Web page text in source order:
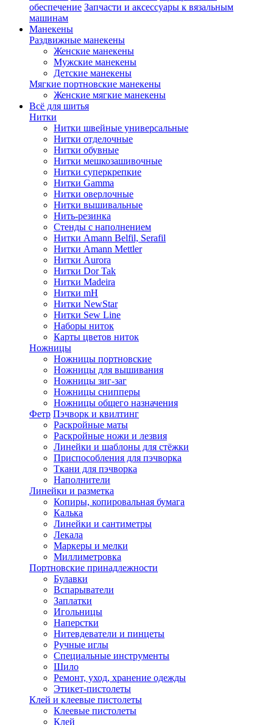
обеспечение Запчасти и аксессуары к вязальным
машинам
Манекены
Раздвижные манекены
Женские манекены
Мужские манекены
Детские манекены
Мягкие портновские манекены
Женские мягкие манекены
Всё для шитья
Нитки
Нитки швейные универсальные
Нитки отделочные
Нитки обувные
Нитки мешкозашивочные
Нитки суперкрепкие
Нитки Gamma
Нитки оверлочные
Нитки вышивальные
Нить-резинка
Стенды с наполнением
Нитки Amann Belfil, Serafil
Нитки Amann Mettler
Нитки Aurora
Нитки Dor Tak
Нитки Madeira
Нитки mH
Нитки NewStar
Нитки Sew Line
Наборы ниток
Карты цветов ниток
Ножницы
Ножницы портновские
Ножницы для вышивания
Ножницы зиг-заг
Ножницы снипперы
Ножницы общего назначения
Фетр Пэчворк и квилтинг
Раскройные маты
Раскройные ножи и лезвия
Линейки и шаблоны для стёжки
Приспособления для пэчворка
Ткани для пэчворка
Наполнители
Линейки и разметка
Копиры, копировальная бумага
Калька
Линейки и сантиметры
Лекала
Маркеры и мелки
Миллиметровка
Портновские принадлежности
Булавки
Вспарыватели
Заплатки
Игольницы
Наперстки
Нитевдеватели и пинцеты
Ручные иглы
Специальные инструменты
Шило
Ремонт, уход, хранение одежды
Этикет-пистолеты
Клей и клеевые пистолеты
Клеевые пистолеты
Клей